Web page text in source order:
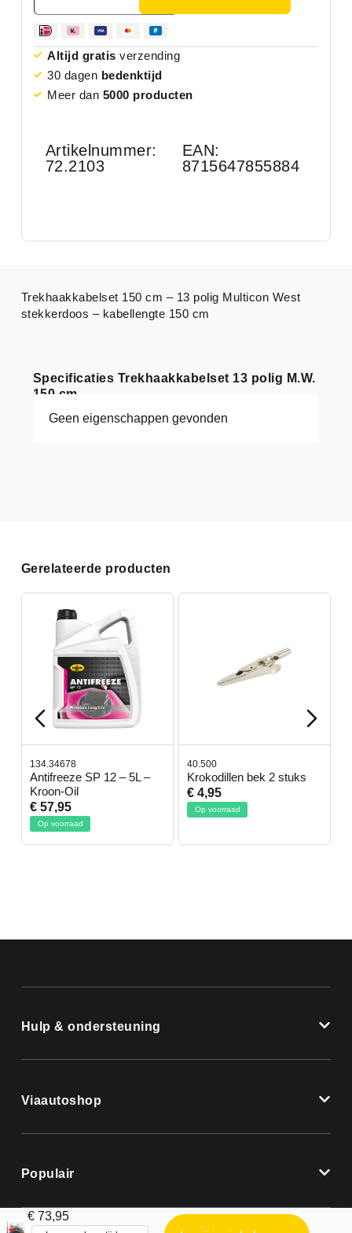
Altijd gratis verzending
30 dagen bedenktijd
Meer dan 5000 producten
Artikelnummer:
72.2103
EAN:
8715647855884
Specificaties Trekhaakkabelset 13 polig M.W.
150 cm
Geen eigenschappen gevonden
Trekhaakkabelset 150 cm – 13 polig Multicon West
stekkerdoos – kabellengte 150 cm
Gerelateerde producten
134.34678
Antifreeze SP 12 – 5L –
Kroon-Oil
€ 57,95
Op voorraad
40.500
Krokodillen bek 2 stuks
€ 4,95
Op voorraad
Hulp & ondersteuning
Viaautoshop
Populair
€ 73,95